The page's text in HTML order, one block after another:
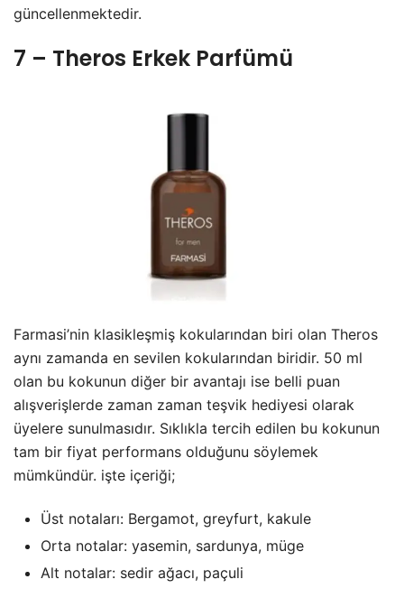
güncellenmektedir.
7 – Theros Erkek Parfümü
Farmasi’nin klasikleşmiş kokularından biri olan Theros
aynı zamanda en sevilen kokularından biridir. 50 ml
olan bu kokunun diğer bir avantajı ise belli puan
alışverişlerde zaman zaman teşvik hediyesi olarak
üyelere sunulmasıdır. Sıklıkla tercih edilen bu kokunun
tam bir fiyat performans olduğunu söylemek
mümkündür. işte içeriği;
Üst notaları: Bergamot, greyfurt, kakule
Orta notalar: yasemin, sardunya, müge
Alt notalar: sedir ağacı, paçuli